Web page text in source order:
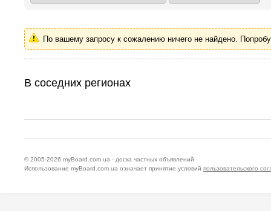
По вашему запросу к сожалению ничего не найдено.
В соседних регионах
© 2005-2026 myBoard.com.ua - доска частных объявлений
Использование myBoard.com.ua означает принятие условий пользовательского